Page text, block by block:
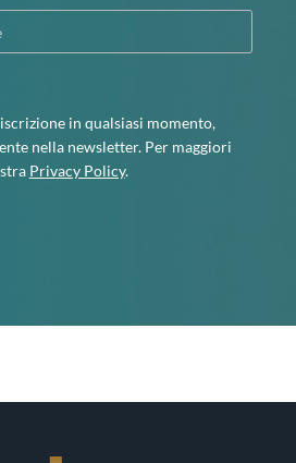
in qualsiasi momento,
nella newsletter. Per maggiori
Privacy Policy.